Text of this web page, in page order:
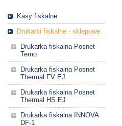
Kasy fiskalne
Drukarki fiskalne - sklepowe
Drukarka fiskalna Posnet
Temo
Drukarka fiskalna Posnet
Thermal FV EJ
Drukarka fiskalna Posnet
Thermal HS EJ
Drukarka fiskalna INNOVA
DF-1